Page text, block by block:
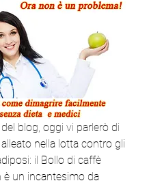
blog, oggi vi parlerò di
nella lotta contro gli
il Bollo di caffè
è un incantesimo da